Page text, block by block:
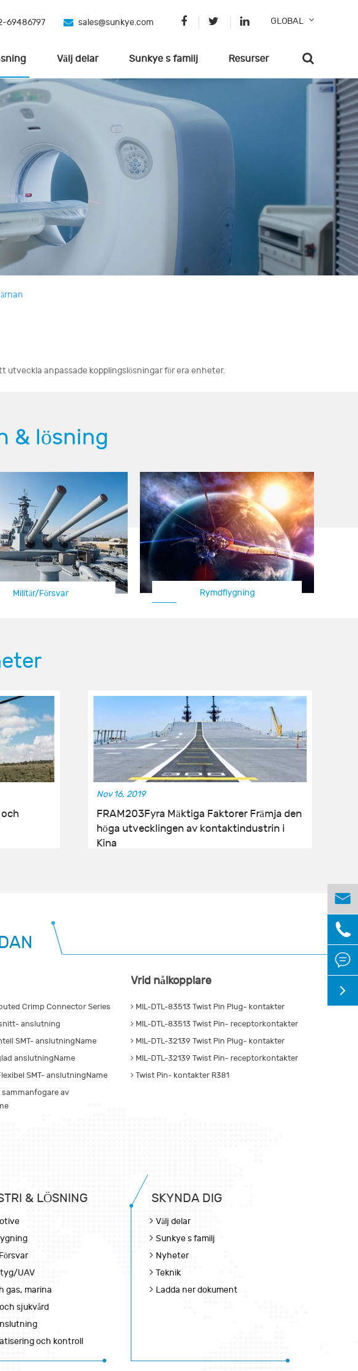
69486797 sales@sunkye.com GLOBAL
Välj delar Sunkye s familj Resurser
utveckla anpassade kopplingslösningar för era enheter.
& lösning
Militär/Försvar
Automotive Rymdflygning
Nov 16, 2019
FRAM203Fyra Mäktiga Faktorer Främja den
höga utvecklingen av kontaktindustrin i
Kina
Crimp Connector Series
anslutning
SMT- anslutningName
anslutningName
SMT- anslutningName
sammanfogare av
Vrid nålkopplare
MIL-DTL-83513 Twist Pin Plug- kontakter
MIL-DTL-83513 Twist Pin- receptorkontakter
MIL-DTL-32139 Twist Pin Plug- kontakter
MIL-DTL-32139 Twist Pin- receptorkontakter
Twist Pin- kontakter R381
& LÖSNING
UAV
gas, marina
sjukvård
och kontroll
SKYNDA DIG
Välj delar
Sunkye s familj
Nyheter
Teknik
Ladda ner dokument



